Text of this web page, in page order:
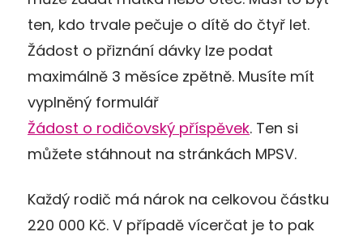
ten, kdo trvale pečuje o dítě do čtyř let.
Žádost o přiznání dávky lze podat
maximálně 3 měsíce zpětně. Musíte mít
vyplněný formulář
Žádost o rodičovský příspěvek. Ten si
můžete stáhnout na stránkách MPSV.
Každý rodič má nárok na celkovou částku
220 000 Kč. V případě vícerčat je to pak